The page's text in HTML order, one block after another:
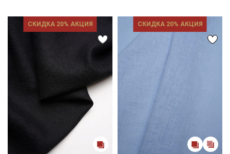
СКИДКА 20% АКЦИЯ СКИДКА 20% АКЦИЯ